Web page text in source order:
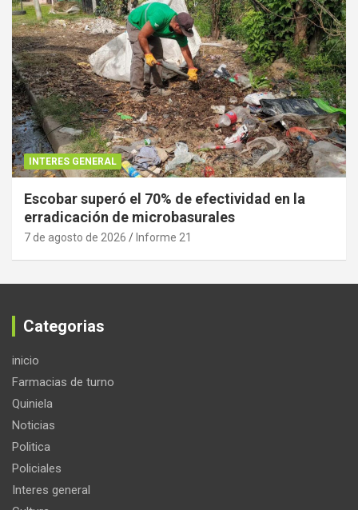
INTERES GENERAL
Escobar superó el 70% de efectividad en la
erradicación de microbasurales
7 de agosto de 2026 Informe 21
Categorias
inicio
Farmacias de turno
Quiniela
Noticias
Politica
Policiales
Interes general